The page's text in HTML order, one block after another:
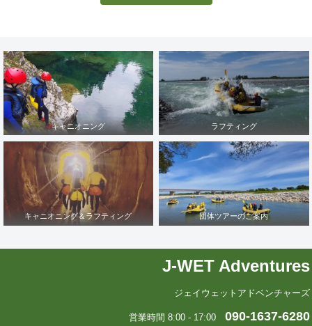
キャニオニング ラフティング
キャニオニング＆ラフティング 団体ツアーのご案内
J-WET Adventures
ジェイウェットアドベンチャーズ
営業時間 8:00 - 17:00 090-1637-6280